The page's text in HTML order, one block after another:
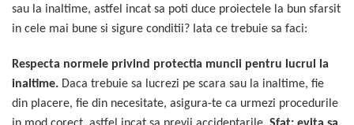
sau la inaltime, astfel incat sa poti duce proiectele la bun sfarsit
in cele mai bune si sigure conditii? Iata ce trebuie sa faci:
Respecta normele privind protectia muncii pentru lucrul la
inaltime. Daca trebuie sa lucrezi pe scara sau la inaltime, fie
din placere, fie din necesitate, asigura-te ca urmezi procedurile